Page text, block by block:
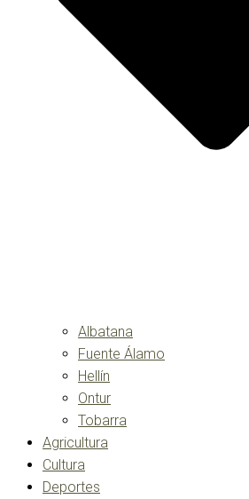
Albatana
Fuente Álamo
Hellín
Ontur
Tobarra
Agricultura
Cultura
Deportes